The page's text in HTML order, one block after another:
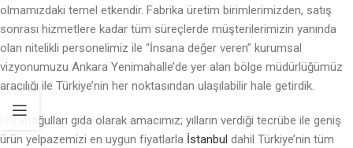
olmamızdaki temel etkendir. Fabrika üretim birimlerimizden, satış
sonrası hizmetlere kadar tüm süreçlerde müşterilerimizin yanında
olan nitelikli personelimiz ile “İnsana değer veren” kurumsal
vizyonumuzu Ankara Yenimahalle’de yer alan bölge müdürlüğümüz
aracılığı ile Türkiye’nin her noktasından ulaşılabilir hale getirdik.
Harunoğulları gıda olarak amacımız; yılların verdiği tecrübe ile geniş
ürün yelpazemizi en uygun fiyatlarla İstanbul dahil Türkiye’nin tüm